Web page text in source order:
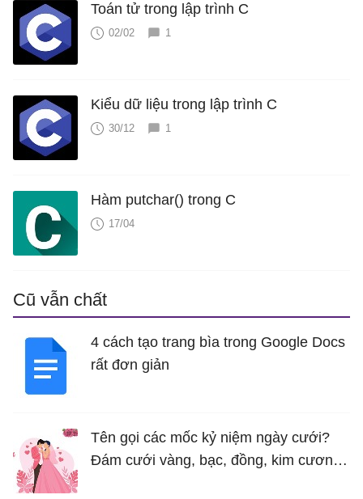
Toán tử trong lập trình C
02/02 1
Kiểu dữ liệu trong lập trình C
30/12 1
Hàm putchar() trong C
17/04
Cũ vẫn chất
4 cách tạo trang bìa trong Google Docs
rất đơn giản
Tên gọi các mốc kỷ niệm ngày cưới?
Đám cưới vàng, bạc, đồng, kim cương